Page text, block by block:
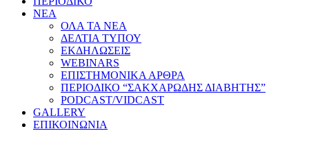
ΝΕΑ
ΟΛΑ ΤΑ ΝΕΑ
ΔΕΛΤΙΑ ΤΥΠΟΥ
ΕΚΔΗΛΩΣΕΙΣ
WEBINARS
ΕΠΙΣΤΗΜΟΝΙΚΑ ΑΡΘΡΑ
ΠΕΡΙΟΔΙΚΟ “ΣΑΚΧΑΡΩΔΗΣ ΔΙΑΒΗΤΗΣ”
PODCAST/VIDCAST
GALLERY
ΕΠΙΚΟΙΝΩΝΙΑ